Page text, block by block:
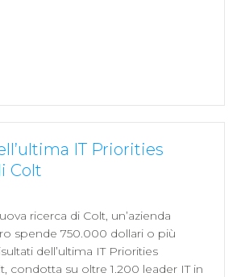
IT Priorities
Colt
ricerca di Colt, un’azienda
spende 750.000 dollari o più
dell’ultima IT Priorities
condotta su oltre 1.200 leader IT in